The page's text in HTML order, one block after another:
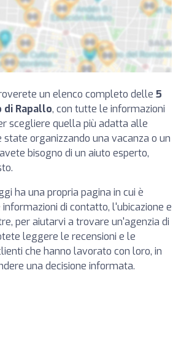
un elenco completo delle 5
di Rapallo, con tutte le informazioni
scegliere quella più adatta alle
state organizzando una vacanza o un
bisogno di un aiuto esperto,
ha una propria pagina in cui è
di contatto, l'ubicazione e
per aiutarvi a trovare un'agenzia di
leggere le recensioni e le
che hanno lavorato con loro, in
una decisione informata.